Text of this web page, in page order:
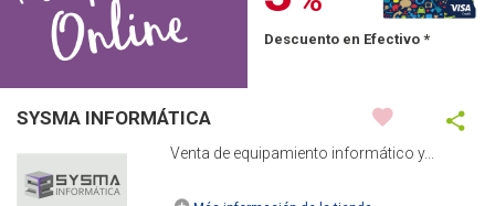
Descuento en Efectivo *
SYSMA INFORMÁTICA
Venta de equipamiento informático y...